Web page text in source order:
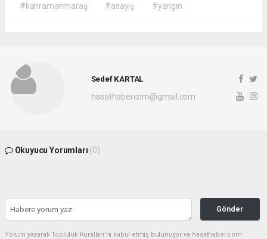
#kahramanmaraş #asayiş #yangın
Sedef KARTAL
hasathabercom@gmail.com
Okuyucu Yorumları (0)
Gönder
Yorum yazarak Topluluk Kuralları’nı kabul etmiş bulunuyor ve hasathaber.com